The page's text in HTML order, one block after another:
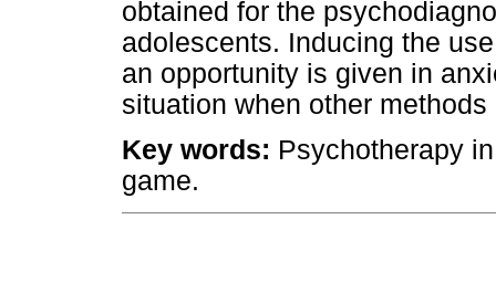
obtained for the
adolescents. Inducing the
an opportunity is given in
situation when other
Key words: Psychotherapy
game.